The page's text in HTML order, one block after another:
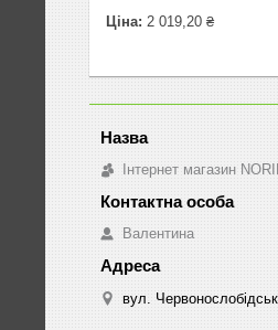
Ціна: 2 019,20 ₴
Інтернет магазин
Валентина
вул.